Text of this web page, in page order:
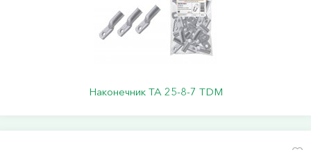
Наконечник ТА 25-8-7 TDM